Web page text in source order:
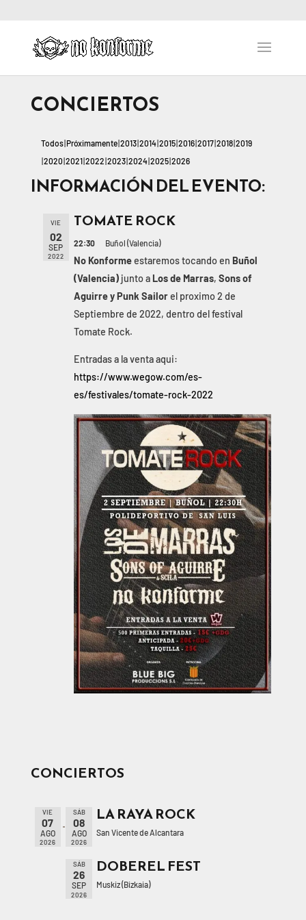
CONCIERTOS
Todos Próximamente 2013 2014 2015 2016 2017 2018 2019
2020 2021 2022 2023 2024 2025 2026
INFORMACIÓN DEL EVENTO:
VIE
02
SEP
2022
TOMATE ROCK
22:30 Buñol (Valencia)
No Konformeestaremos tocando en Buñol
(Valencia) junto a Los de Marras,Sons of
Aguirre y Punk Sailorel proximo 2 de
Septiembre de 2022, dentro del festival
Tomate Rock.
Entradas a la venta aqui:
https://www.wegow.com/es-
es/festivales/tomate-rock-2022
CONCIERTOS
VIE
07
AGO
2026
SÁB
08
AGO
2026
LA RAYA ROCK
San Vicente de Alcantara
SÁB
26
SEP
2026
DOBEREL FEST
Muskiz (Bizkaia)